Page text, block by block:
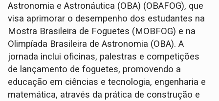
Astronomia e Astronáutica (OBA) (OBAFOG), que
visa aprimorar o desempenho dos estudantes na
Mostra Brasileira de Foguetes (MOBFOG) e na
Olimpíada Brasileira de Astronomia (OBA). A
jornada inclui oficinas, palestras e competições
de lançamento de foguetes, promovendo a
educação em ciências e tecnologia, engenharia e
matemática, através da prática de construção e